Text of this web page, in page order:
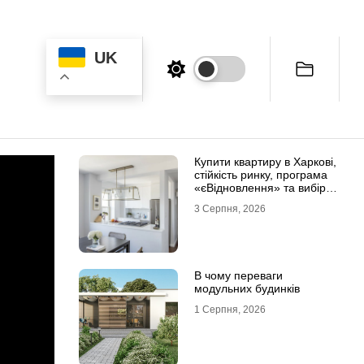
UK
Купити квартиру в Харкові,
стійкість ринку, програма
«єВідновлення» та вибір
3 Серпня, 2026
В чому переваги
модульних будинків
1 Серпня, 2026